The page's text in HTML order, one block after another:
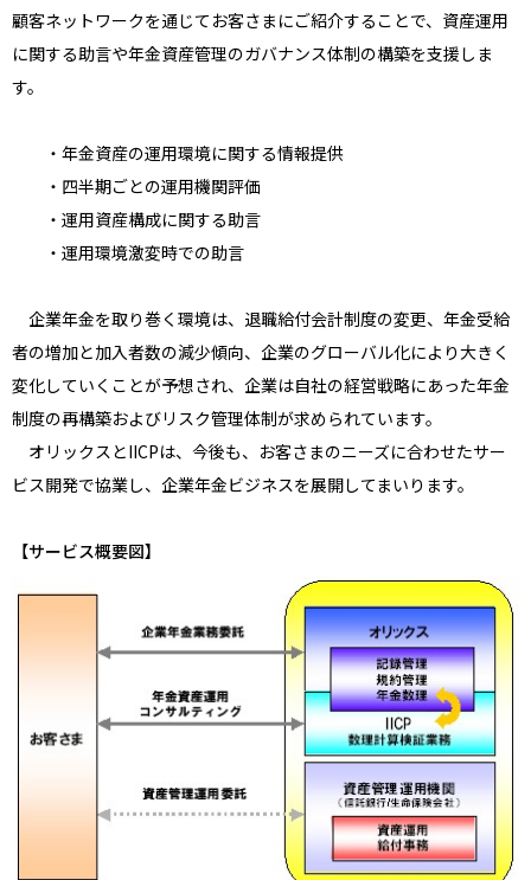
顧客ネットワークを通じてお客さまにご紹介することで、資産運用
に関する助言や年金資産管理のガバナンス体制の構築を支援しま
す。
・年金資産の運用環境に関する情報提供
・四半期ごとの運用機関評価
・運用資産構成に関する助言
・運用環境激変時での助言
企業年金を取り巻く環境は、退職給付会計制度の変更、年金受給
者の増加と加入者数の減少傾向、企業のグローバル化により大きく
変化していくことが予想され、企業は自社の経営戦略にあった年金
制度の再構築およびリスク管理体制が求められています。
オリックスとIICPは、今後も、お客さまのニーズに合わせたサー
ビス開発で協業し、企業年金ビジネスを展開してまいります。
【サービス概要図】